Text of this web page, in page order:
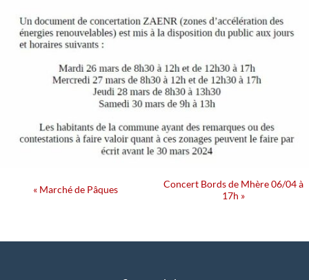
Navigation
Évènement
« Marché de Pâques
Concert Bords de Mhère 06/04 à
17h »